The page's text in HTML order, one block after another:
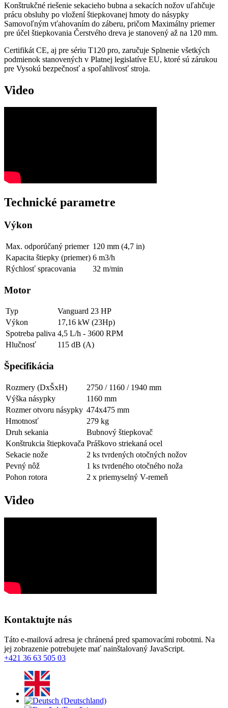
Konštrukčné riešenie sekacieho bubna a sekacích nožov uľahčuje
prácu obsluhy po vložení štiepkovanej hmoty do násypky
Samovoľným vťahovaním do záberu, pričom Maximálny priemer
pre účel štiepkovania Čerstvého dreva je stanovený až na 120 mm.
Certifikát CE, aj pre sériu T120 pro, zaručuje Splnenie všetkých
podmienok stanovených v Platnej legislatíve EU, ktoré sú zárukou
pre Vysokú bezpečnosť a spoľahlivosť stroja.
Video
Technické parametre
Výkon
Max. odporúčaný priemer 120 mm (4,7 in)
Kapacita štiepky (priemer) 6 m3/h
Rýchlosť spracovania
32 m/min
Motor
Typ
Vanguard 23 HP
Výkon
17,16 kW (23Hp)
Spotreba paliva 4,5 L/h - 3600 RPM
Hlučnosť
115 dB (A)
Špecifikácia
Rozmery (DxŠxH)
2750 / 1160 / 1940 mm
Výška násypky
1160 mm
Rozmer otvoru násypky 474x475 mm
Hmotnosť
279 kg
Druh sekania
Bubnový štiepkovač
Konštrukcia štiepkovača Práškovo striekaná ocel
Sekacie nože
2 ks tvrdených otočných nožov
Pevný nôž
1 ks tvrdeného otočného noža
Pohon rotora
2 x priemyselný V-remeň
Video
Kontaktujte nás
Táto e-mailová adresa je chránená pred spamovacími robotmi. Na
jej zobrazenie potrebujete mať nainštalovaný JavaScript.
+421 36 63 505 03